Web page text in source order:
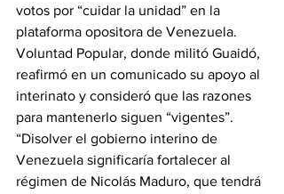
votos por “cuidar la unidad” en la
plataforma opositora de Venezuela.
Voluntad Popular, donde militó Guaidó,
reafirmó en un comunicado su apoyo al
interinato y consideró que las razones
para mantenerlo siguen “vigentes”.
“Disolver el gobierno interino de
Venezuela significaría fortalecer al
régimen de Nicolás Maduro, que tendrá